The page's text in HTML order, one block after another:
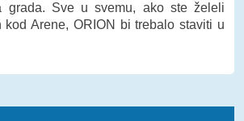
grada. Sve u svemu, ako ste želeli
kod Arene, ORION bi trebalo staviti u